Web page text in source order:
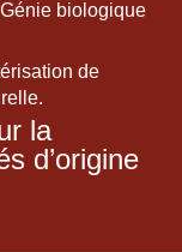
biologique
de
la
d’origine